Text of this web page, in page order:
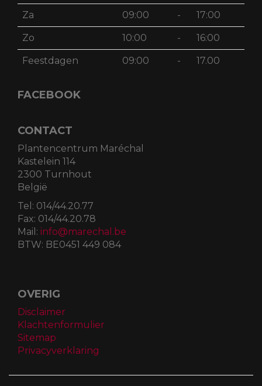
Za 09:00 - 17:00
Zo 10:00 - 16:00
Feestdagen 09:00 - 17.00
FACEBOOK
CONTACT
Plantencentrum Maréchal
Kastelein 114
2300 Turnhout
België
Tel: 014/44.20.77
Fax: 014/44.20.78
Mail: info@marechal.be
BTW: BE0451 449 084
OVERIG
Disclaimer
Klachtenformulier
Sitemap
Privacyverklaring